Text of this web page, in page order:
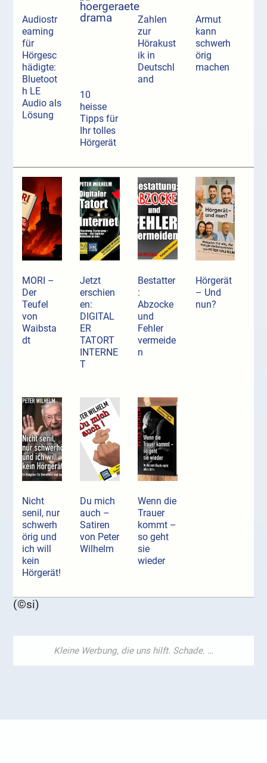
Audiostr
eaming
für
Hörgesc
hädigte:
Bluetoot
h LE
Audio als
Lösung
10
heisse
Tipps für
Ihr tolles
Hörgerät
Zahlen
zur
Hörakust
ik in
Deutschl
and
Armut
kann
schwerh
örig
machen
MORI –
Der
Teufel
von
Waibsta
dt
Jetzt
erschien
en:
DIGITAL
ER
TATORT
INTERNE
T
Bestatter
:
Abzocke
und
Fehler
vermeide
n
Hörgerät
– Und
nun?
Nicht
senil, nur
schwerh
örig und
ich will
kein
Hörgerät!
Du mich
auch –
Satiren
von Peter
Wilhelm
Wenn die
Trauer
kommt –
so geht
sie
wieder
(©si)